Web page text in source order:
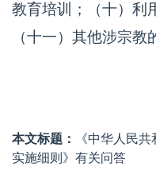
教育培训；（十）利
（十一）其他涉宗教
本文标题：
《中华人民
实施细则》有关问答